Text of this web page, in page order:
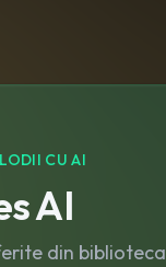
CU AI
AI
din biblioteca